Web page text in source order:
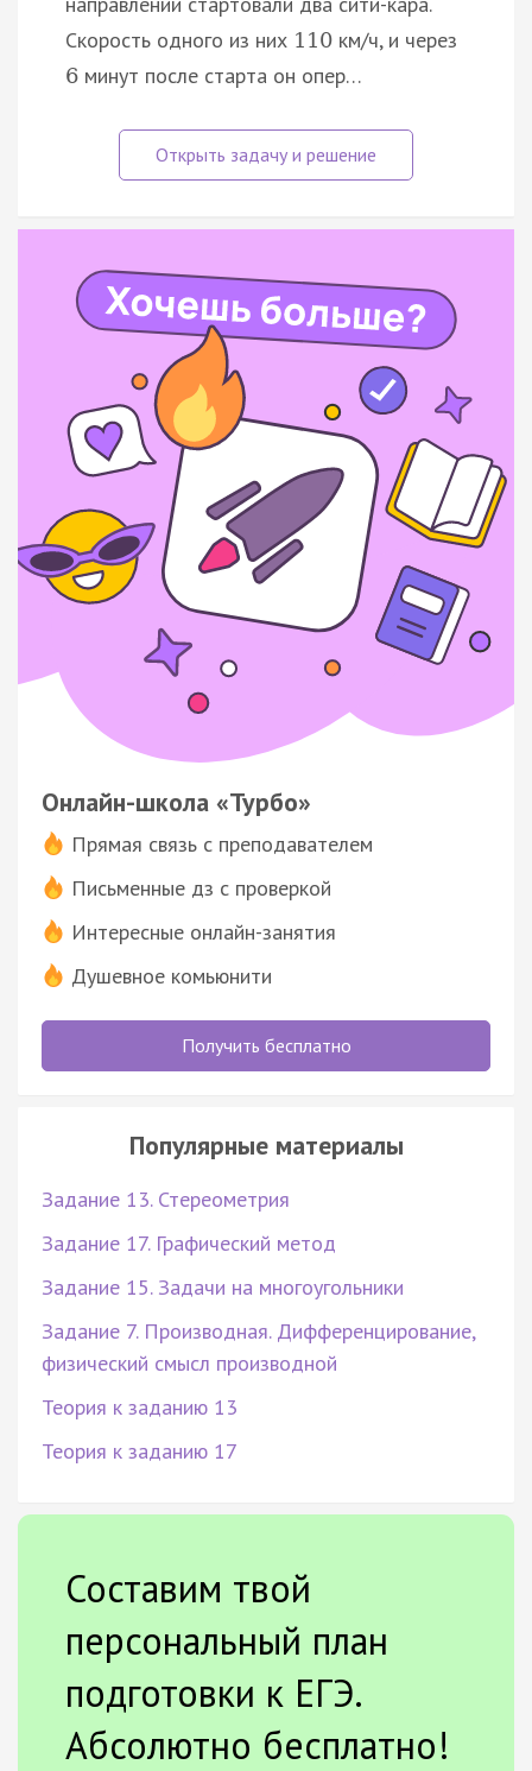
Скорость одного из них 110 км/ч, и через
6 минут после старта он опер…
Онлайн-школа «Турбо»
Прямая связь с преподавателем
Письменные дз с проверкой
Интересные онлайн-занятия
Душевное комьюнити
Получить бесплатно
Популярные материалы
Задание 13. Стереометрия
Задание 17. Графический метод
Задание 15. Задачи на многоугольники
Задание 7. Производная. Дифференцирование,
физический смысл производной
Теория к заданию 13
Теория к заданию 17
Составим твой
персональный план
подготовки к ЕГЭ.
Абсолютно бесплатно!